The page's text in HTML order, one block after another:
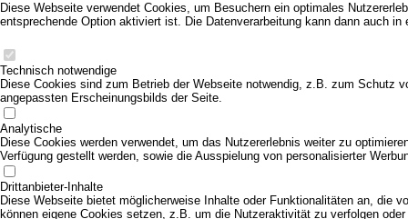
Diese Webseite verwendet Cookies, um Besuchern ein optimales
entsprechende Option aktiviert ist. Die Datenverarbeitung kann dann auch
Technisch notwendige
Diese Cookies sind zum Betrieb der Webseite notwendig, z.B. zum Schutz
angepassten Erscheinungsbilds der Seite.
Analytische
Diese Cookies werden verwendet, um das Nutzererlebnis weiter zu
Verfügung gestellt werden, sowie die Ausspielung von personalisierter
Drittanbieter-Inhalte
Diese Webseite bietet möglicherweise Inhalte oder Funktionalitäten an, die
können eigene Cookies setzen, z.B. um die Nutzeraktivität zu verfolgen